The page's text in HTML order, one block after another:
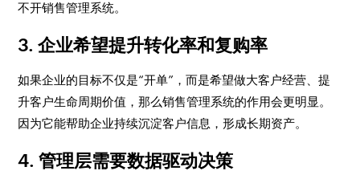
不开销售管理系统。
3. 企业希望提升转化率和复购率
如果企业的目标不仅是“开单”，而是希望做大客户经营、提
升客户生命周期价值，那么销售管理系统的作用会更明显。
因为它能帮助企业持续沉淀客户信息，形成长期资产。
4. 管理层需要数据驱动决策